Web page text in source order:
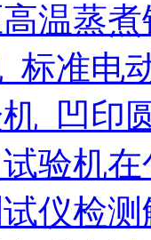
温蒸
标准电
_凹印
验机
仪检